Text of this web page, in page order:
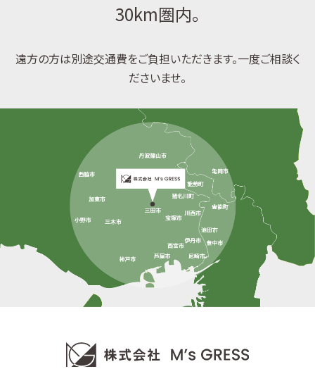
30km圏内。
遠方の方は別途交通費をご負担いただきます。一度ご相談く
ださいませ。